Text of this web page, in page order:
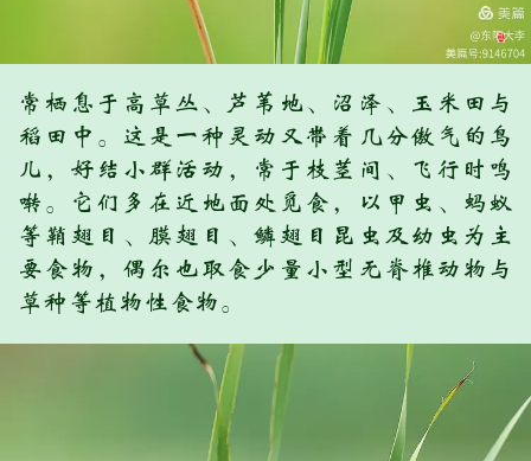
常栖息于高草丛、芦苇地、沼泽、玉米田与
稻田中。这是一种灵动又带着几分傲气的鸟
儿，好结小群活动，常于枝茎间、飞行时鸣
啭。它们多在近地面处觅食，以甲虫、蚂蚁
等鞘翅目、膜翅目、鳞翅目昆虫及幼虫为主
要食物，偶尔也取食少量小型无脊椎动物与
草种等植物性食物。